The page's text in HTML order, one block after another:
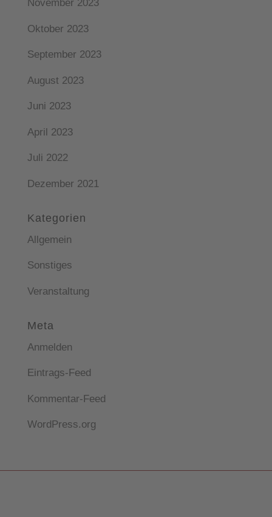
November 2023
Oktober 2023
September 2023
August 2023
Juni 2023
April 2023
Juli 2022
Dezember 2021
Kategorien
Allgemein
Sonstiges
Veranstaltung
Meta
Anmelden
Eintrags-Feed
Kommentar-Feed
WordPress.org